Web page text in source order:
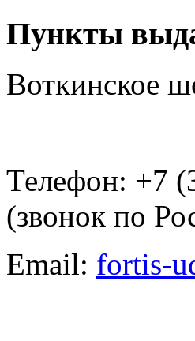
Пункты
Воткинское
Телефон: +7
(звонок по
Email: fortis-